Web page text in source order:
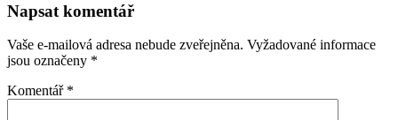
Napsat komentář
Vaše e-mailová adresa nebude zveřejněna. Vyžadované informace
jsou označeny *
Komentář *